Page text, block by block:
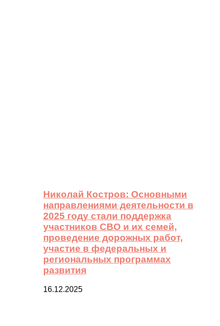
Николай Костров: Основными
направлениями деятельности в
2025 году стали поддержка
участников СВО и их семей,
проведение дорожных работ,
участие в федеральных и
региональных программах
развития
16.12.2025